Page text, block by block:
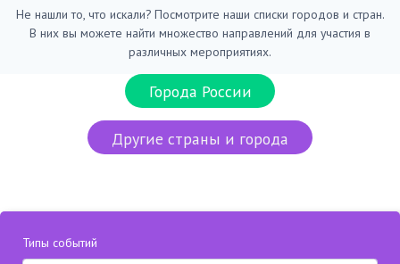
Не нашли то, что искали? Посмотрите наши списки городов и стран.
В них вы можете найти множество направлений для участия в
различных мероприятиях.
Города России
Другие страны и города
Типы событий